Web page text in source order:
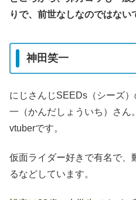
りで、前世なしなのではない
神田笑一
にじさんじSEEDs（シーズ
一（かんだしょういち）さん
vtuberです。
仮面ライダー好きで有名で、
るなどしています。